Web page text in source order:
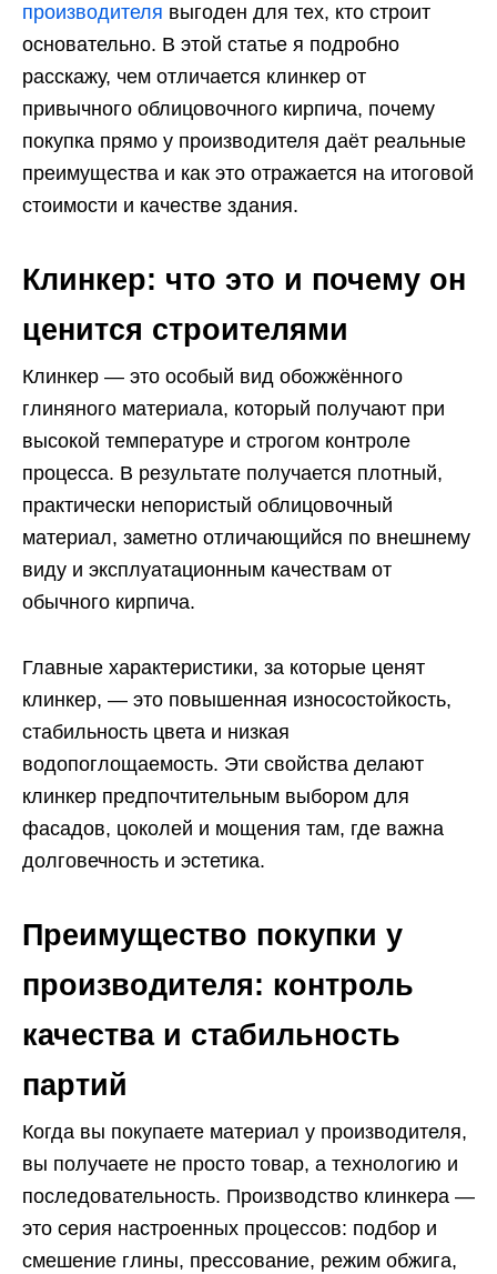
производителя выгоден для тех, кто строит
основательно. В этой статье я подробно
расскажу, чем отличается клинкер от
привычного облицовочного кирпича, почему
покупка прямо у производителя даёт реальные
преимущества и как это отражается на итоговой
стоимости и качестве здания.
Клинкер: что это и почему он
ценится строителями
Клинкер — это особый вид обожжённого
глиняного материала, который получают при
высокой температуре и строгом контроле
процесса. В результате получается плотный,
практически непористый облицовочный
материал, заметно отличающийся по внешнему
виду и эксплуатационным качествам от
обычного кирпича.
Главные характеристики, за которые ценят
клинкер, — это повышенная износостойкость,
стабильность цвета и низкая
водопоглощаемость. Эти свойства делают
клинкер предпочтительным выбором для
фасадов, цоколей и мощения там, где важна
долговечность и эстетика.
Преимущество покупки у
производителя: контроль
качества и стабильность
партий
Когда вы покупаете материал у производителя,
вы получаете не просто товар, а технологию и
последовательность. Производство клинкера —
это серия настроенных процессов: подбор и
смешение глины, прессование, режим обжига,